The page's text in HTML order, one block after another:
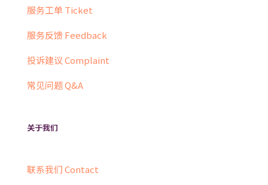
服务工单 Ticket
服务反馈 Feedback
投诉建议 Complaint
常见问题 Q&A
关于我们
联系我们 Contact